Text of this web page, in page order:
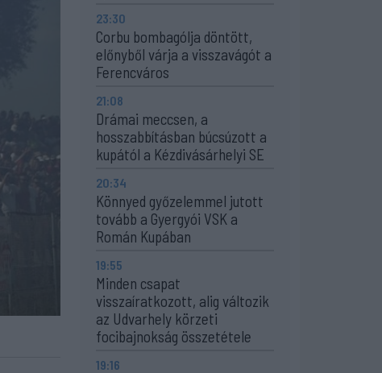
23:30
Corbu bombagólja döntött,
előnyből várja a visszavágót a
Ferencváros
21:08
Drámai meccsen, a
hosszabbításban búcsúzott a
kupától a Kézdivásárhelyi SE
20:34
Könnyed győzelemmel jutott
tovább a Gyergyói VSK a
Román Kupában
19:55
Minden csapat
visszaíratkozott, alig változik
az Udvarhely körzeti
focibajnokság összetétele
19:16